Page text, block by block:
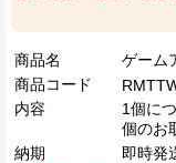
商品名
ゲーム
商品コード
内容
1個に
個のお
納期
即時発